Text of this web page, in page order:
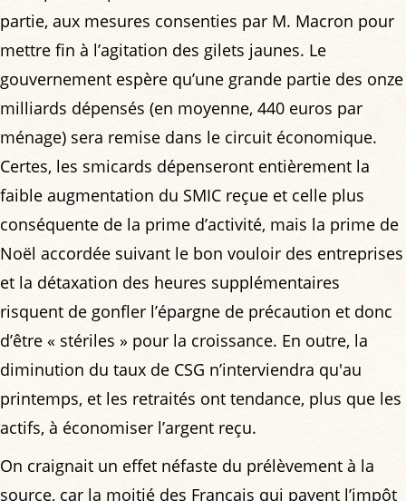
partie, aux mesures consenties par M. Macron pour
mettre fin à l’agitation des gilets jaunes. Le
gouvernement espère qu’une grande partie des onze
milliards dépensés (en moyenne, 440 euros par
ménage) sera remise dans le circuit économique.
Certes, les smicards dépenseront entièrement la
faible augmentation du SMIC reçue et celle plus
conséquente de la prime d’activité, mais la prime de
Noël accordée suivant le bon vouloir des entreprises
et la détaxation des heures supplémentaires
risquent de gonfler l’épargne de précaution et donc
d’être « stériles » pour la croissance. En outre, la
diminution du taux de CSG n’interviendra qu'au
printemps, et les retraités ont tendance, plus que les
actifs, à économiser l’argent reçu.
On craignait un effet néfaste du prélèvement à la
source, car la moitié des Français qui payent l’impôt